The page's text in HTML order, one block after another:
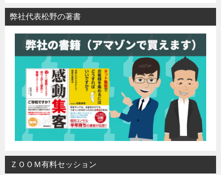
弊社代表松野の著書
ＺＯＯＭ有料セッション